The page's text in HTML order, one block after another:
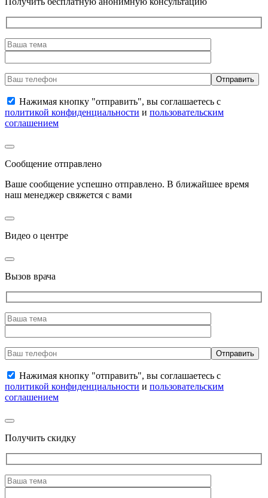
Нажимая кнопку "отправить", вы соглашаетесь с
политикой конфиденциальности и пользовательским
соглашением
Сообщение отправлено
Ваше сообщение успешно отправлено. В ближайшее время
наш менеджер свяжется с вами
Видео о центре
Вызов врача
Нажимая кнопку "отправить", вы соглашаетесь с
политикой конфиденциальности и пользовательским
соглашением
Получить скидку